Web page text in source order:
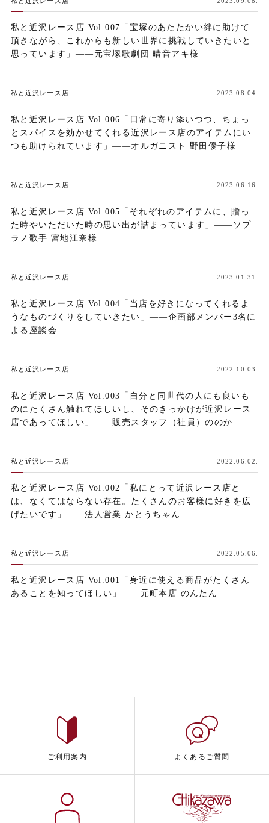
私と近沢レース店 Vol.007「宝塚のあたたかい絆に助けて
頂きながら、これからも新しい世界に挑戦していきたいと
思っています」——元宝塚歌劇団 晴音アキ様
私と近沢レース店 2023.08.04.
私と近沢レース店 Vol.006「日常に寄り添いつつ、ちょっ
とスパイスを効かせてくれる近沢レース店のアイテムにい
つも助けられています」——オルガニスト 野田優子様
私と近沢レース店 2023.06.16.
私と近沢レース店 Vol.005「それぞれのアイテムに、贈っ
た時やいただいた時の思い出が詰まっています」——ソプ
ラノ歌手 宮地江奈様
私と近沢レース店 2023.01.31.
私と近沢レース店 Vol.004「当店を好きになってくれるよ
うなものづくりをしていきたい」——企画部メンバー3名に
よる座談会
私と近沢レース店 2022.10.03.
私と近沢レース店 Vol.003「自分と同世代の人にも良いも
のにたくさん触れてほしいし、そのきっかけが近沢レース
店であってほしい」——販売スタッフ（社員）ののか
私と近沢レース店 2022.06.02.
私と近沢レース店 Vol.002「私にとって近沢レース店と
は、なくてはならない存在。たくさんのお客様に好きを広
げたいです」——法人営業 かとうちゃん
私と近沢レース店 2022.05.06.
私と近沢レース店 Vol.001「身近に使える商品がたくさん
あることを知ってほしい」——元町本店 のんたん
ご利用案内 よくあるご質問